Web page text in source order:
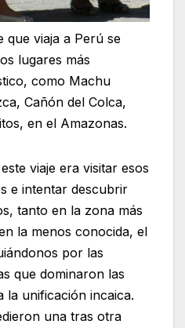
que viaja a Perú se
lugares más
como Machu
Cañón del Colca,
en el Amazonas.
viaje era visitar esos
e intentar descubrir
tanto en la zona más
la menos conocida, el
por las
que dominaron las
la unificación incaica.
una tras otra